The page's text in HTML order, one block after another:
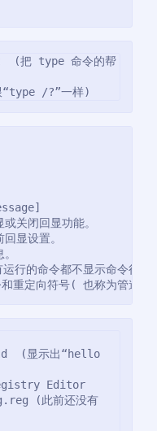
(把 type 命令的帮
“type /?”一样)
关闭回显功能。
显设置。
行的命令都不显示命令行
重定向符号( 也称为管道
(此前还没有